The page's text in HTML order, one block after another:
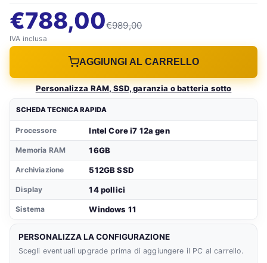
€788,00€989,00
IVA inclusa
AGGIUNGI AL CARRELLO
Personalizza RAM, SSD, garanzia o batteria sotto
SCHEDA TECNICA RAPIDA
Processore Intel Core i7 12a gen
Memoria RAM 16GB
Archiviazione 512GB SSD
Display 14 pollici
Sistema Windows 11
PERSONALIZZA LA CONFIGURAZIONE
Scegli eventuali upgrade prima di aggiungere il PC al carrello.